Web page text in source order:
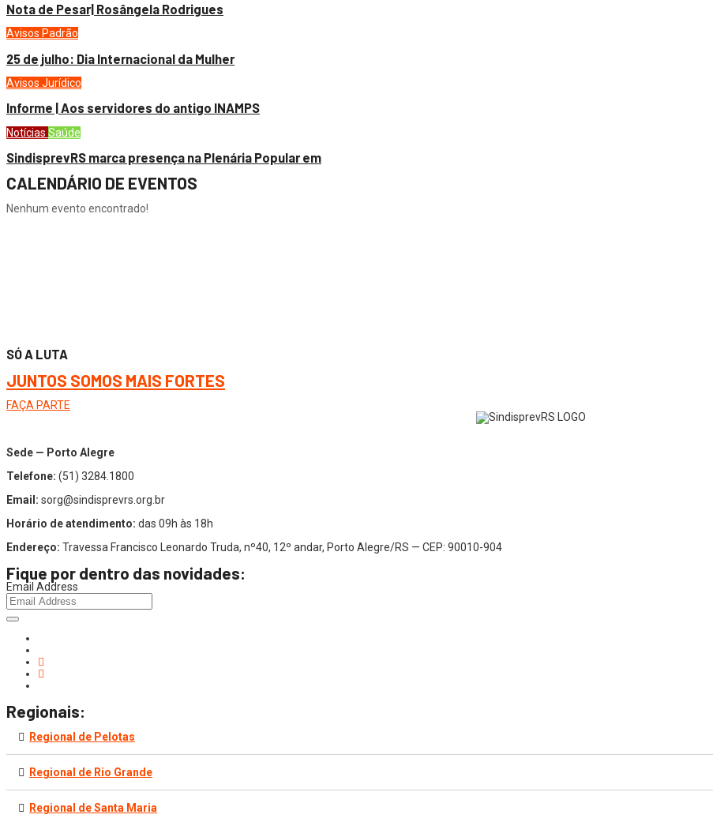
Nota de Pesar| Rosângela Rodrigues
Avisos Padrão
25 de julho: Dia Internacional da Mulher
Avisos Jurídico
Informe | Aos servidores do antigo INAMPS
Notícias Saúde
SindisprevRS marca presença na Plenária Popular em
CALENDÁRIO DE EVENTOS
Nenhum evento encontrado!
SÓ A LUTA
JUNTOS SOMOS MAIS FORTES
FAÇA PARTE
Sede — Porto Alegre
Telefone: (51) 3284.1800
Email: sorg@sindisprevrs.org.br
Horário de atendimento: das 09h às 18h
Endereço: Travessa Francisco Leonardo Truda, nº40, 12º andar, Porto Alegre/RS — CEP: 90010-904
Fique por dentro das novidades:
Email Address
Regionais:
Regional de Pelotas
Regional de Rio Grande
Regional de Santa Maria